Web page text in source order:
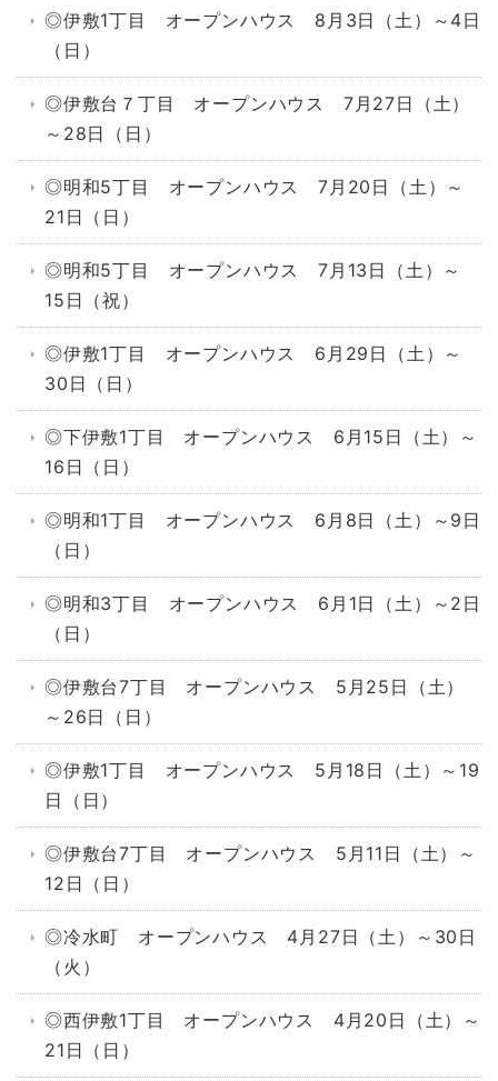
◎伊敷1丁目 オープンハウス 8月3日（土）～4日
（日）
◎伊敷台７丁目 オープンハウス 7月27日（土）
～28日（日）
◎明和5丁目 オープンハウス 7月20日（土）～
21日（日）
◎明和5丁目 オープンハウス 7月13日（土）～
15日（祝）
◎伊敷1丁目 オープンハウス 6月29日（土）～
30日（日）
◎下伊敷1丁目 オープンハウス 6月15日（土）～
16日（日）
◎明和1丁目 オープンハウス 6月8日（土）～9日
（日）
◎明和3丁目 オープンハウス 6月1日（土）～2日
（日）
◎伊敷台7丁目 オープンハウス 5月25日（土）
～26日（日）
◎伊敷1丁目 オープンハウス 5月18日（土）～19
日（日）
◎伊敷台7丁目 オープンハウス 5月11日（土）～
12日（日）
◎冷水町 オープンハウス 4月27日（土）～30日
（火）
◎西伊敷1丁目 オープンハウス 4月20日（土）～
21日（日）